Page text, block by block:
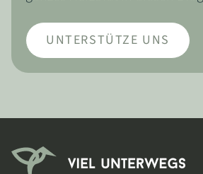
UNTERSTÜTZE UNS